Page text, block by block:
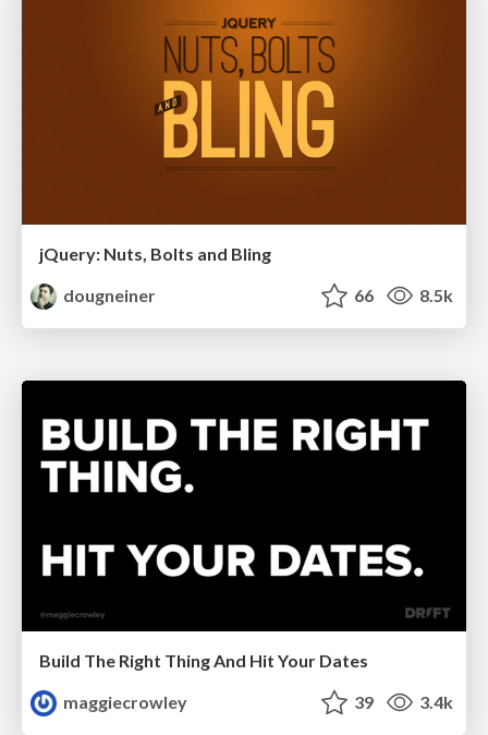
jQuery: Nuts, Bolts and Bling
dougneiner
66 8.5k
Build The Right Thing And Hit Your Dates
maggiecrowley
39 3.4k